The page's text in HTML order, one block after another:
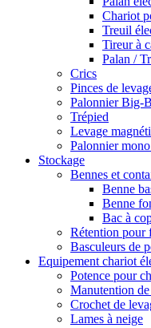
Chariot
Treuil
Tireur à
Palan /
Crics
Pinces de
Palonnier Big-
Trépied
Levage
Palonnier
Stockage
Bennes et
Benne
Benne
Bac à
Rétention pour
Basculeurs de
Equipement chariot
Potence pour
Manutention
Crochet de
Lames à neige